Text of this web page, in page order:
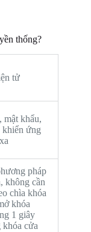
thống?
tử
mật khẩu,
khiển ứng
pháp
không cần
chìa khóa
khóa
1 giây
cửa